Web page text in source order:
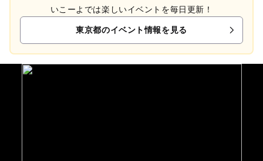
いこーよでは楽しいイベントを毎日更新！
東京都のイベント情報を見る